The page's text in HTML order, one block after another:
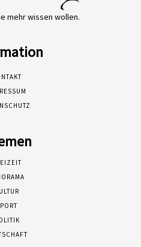
mehr wissen wollen.